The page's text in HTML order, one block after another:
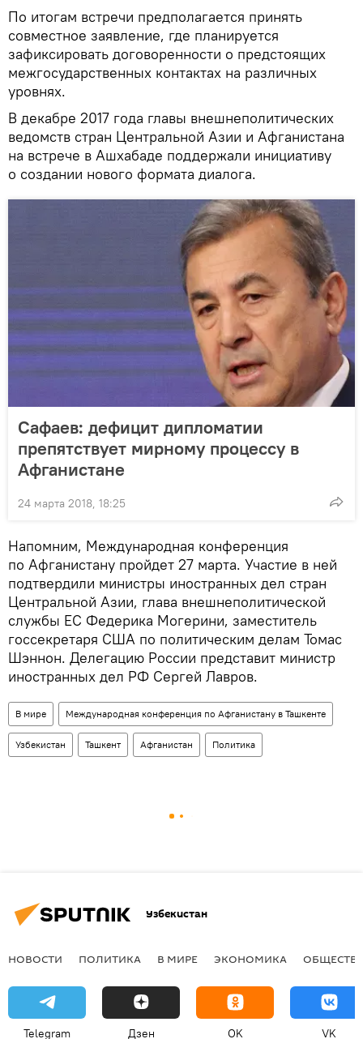
По итогам встречи предполагается принять
совместное заявление, где планируется
зафиксировать договоренности о предстоящих
межгосударственных контактах на различных
уровнях.
В декабре 2017 года главы внешнеполитических
ведомств стран Центральной Азии и Афганистана
на встрече в Ашхабаде поддержали инициативу
о создании нового формата диалога.
Сафаев: дефицит дипломатии
препятствует мирному процессу в
Афганистане
24 марта 2018, 18:25
Напомним, Международная конференция
по Афганистану пройдет 27 марта. Участие в ней
подтвердили министры иностранных дел стран
Центральной Азии, глава внешнеполитической
службы ЕС Федерика Могерини, заместитель
госсекретаря США по политическим делам Томас
Шэннон. Делегацию России представит министр
иностранных дел РФ Сергей Лавров.
В мире Международная конференция по Афганистану в Ташкенте
Узбекистан Ташкент Афганистан Политика
Узбекистан
НОВОСТИ ПОЛИТИКА В МИРЕ ЭКОНОМИКА
Telegram Дзен OK VK